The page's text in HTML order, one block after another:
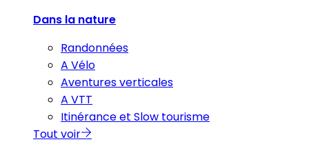
Dans la nature
Randonnées
A Vélo
Aventures verticales
A VTT
Itinérance et Slow tourisme
Tout voir